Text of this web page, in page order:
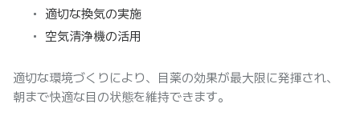
適切な換気の実施
空気清浄機の活用
適切な環境づくりにより、目薬の効果が最大限に発揮され、
朝まで快適な目の状態を維持できます。